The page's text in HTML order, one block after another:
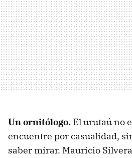
Un ornitólogo. El urutaú no
encuentre por casualidad,
saber mirar. Mauricio